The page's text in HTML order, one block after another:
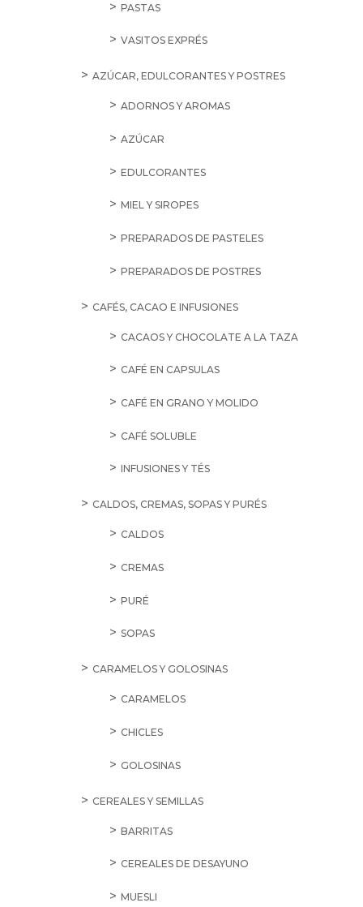
PASTAS
VASITOS EXPRÉS
AZÚCAR, EDULCORANTES Y POSTRES
ADORNOS Y AROMAS
AZÚCAR
EDULCORANTES
MIEL Y SIROPES
PREPARADOS DE PASTELES
PREPARADOS DE POSTRES
CAFÉS, CACAO E INFUSIONES
CACAOS Y CHOCOLATE A LA TAZA
CAFÉ EN CAPSULAS
CAFÉ EN GRANO Y MOLIDO
CAFÉ SOLUBLE
INFUSIONES Y TÉS
CALDOS, CREMAS, SOPAS Y PURÉS
CALDOS
CREMAS
PURÉ
SOPAS
CARAMELOS Y GOLOSINAS
CARAMELOS
CHICLES
GOLOSINAS
CEREALES Y SEMILLAS
BARRITAS
CEREALES DE DESAYUNO
MUESLI